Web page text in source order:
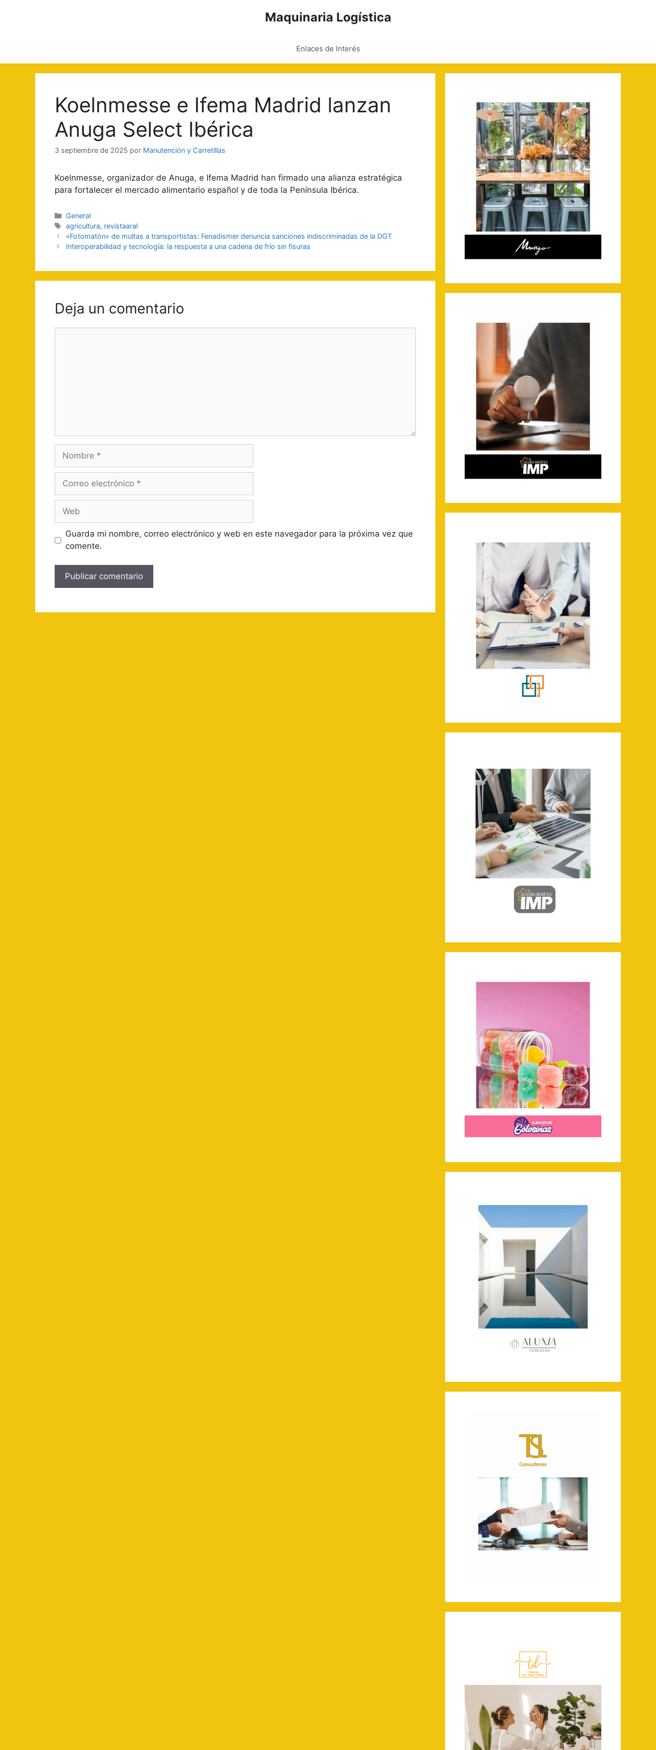
Maquinaria Logística
Enlaces de Interés
Koelnmesse e Ifema Madrid lanzan
Anuga Select Ibérica
3 septiembre de 2025 por Manutención y Carretillas
Koelnmesse, organizador de Anuga, e Ifema Madrid han firmado una alianza estratégica
para fortalecer el mercado alimentario español y de toda la Península Ibérica.
Categorías
General
Etiquetas
agricultura, revistaaral
Navegación
de
«Fotomatón» de multas a transportistas: Fenadismer denuncia sanciones indiscriminadas de la DGT
Interoperabilidad y tecnología: la respuesta a una cadena de frío sin fisuras
Deja un comentario
Nombre
Correo
Web
Guarda mi nombre, correo electrónico y web en este navegador para la próxima vez que
comente.